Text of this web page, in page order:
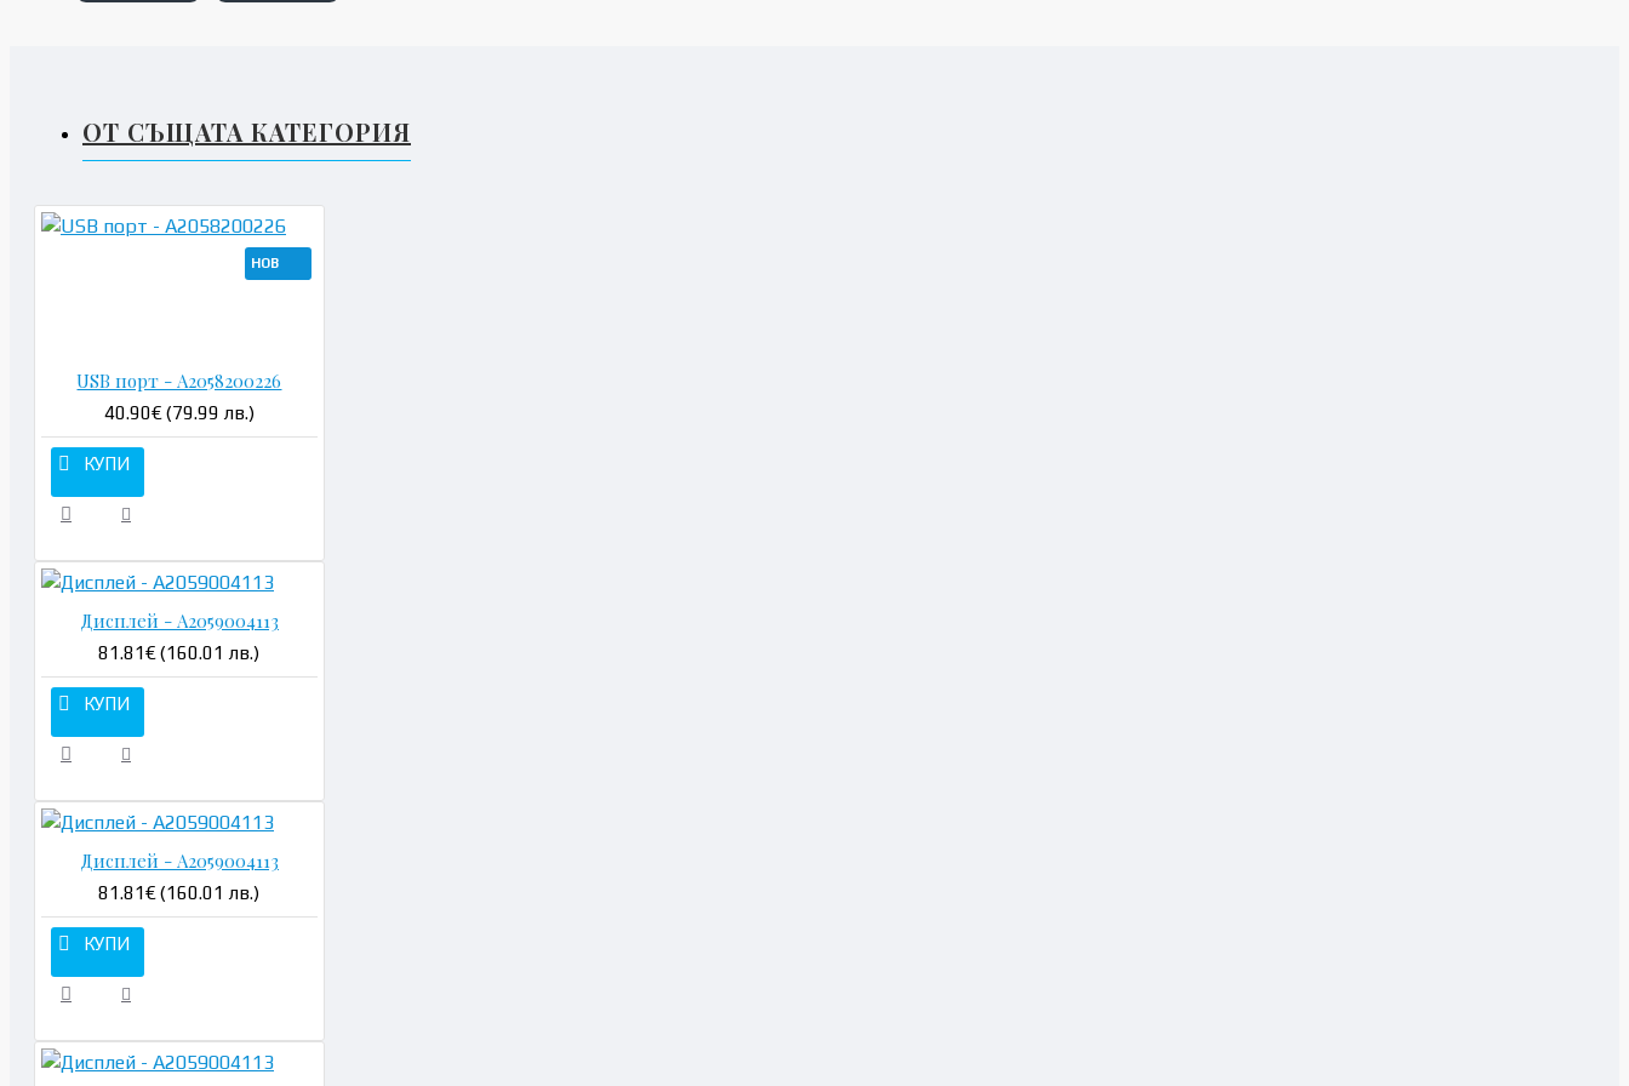
ОТ СЪЩАТА КАТЕГОРИЯ
НОВ
USB порт - A2058200226
40.90€ (79.99 лв.)
КУПИ
Дисплей - A2059004113
81.81€ (160.01 лв.)
КУПИ
Дисплей - A2059004113
81.81€ (160.01 лв.)
КУПИ